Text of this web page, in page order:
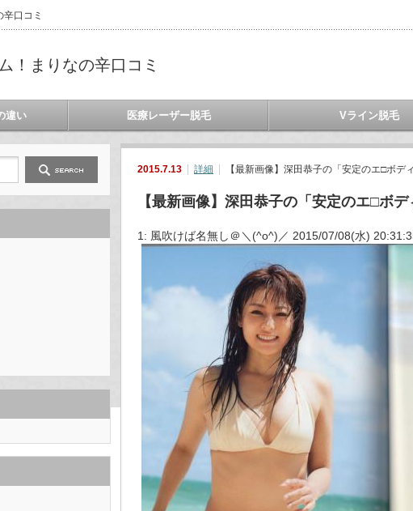
口コミ
！まりなの辛口コミ
違い 医療レーザー脱毛 Vライン脱毛
2015.7.13 詳細 【最新画像】深田恭子の「安定のエ□ボデ
【最新画像】深田恭子の「安定のエ□ボ
1: 風吹けば名無し＠＼(^o^)／ 2015/07/08(水)